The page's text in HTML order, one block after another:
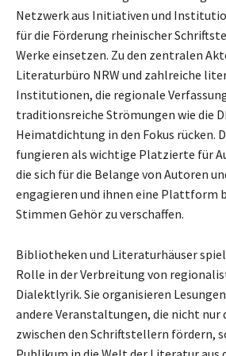
Netzwerk aus Initiativen und
für die Förderung rheinischer
Werke einsetzen. Zu den zentralen
Literaturbüro NRW und zahlreiche
Institutionen, die regionale
traditionsreiche Strömungen wie die
Heimatdichtung in den Fokus rücken.
fungieren als wichtige Platzierte für
die sich für die Belange von Autoren
engagieren und ihnen eine Plattform
Stimmen Gehör zu verschaffen.
Bibliotheken und Literaturhäuser
Rolle in der Verbreitung von
Dialektlyrik. Sie organisieren
andere Veranstaltungen, die nicht nur
zwischen den Schriftstellern fördern,